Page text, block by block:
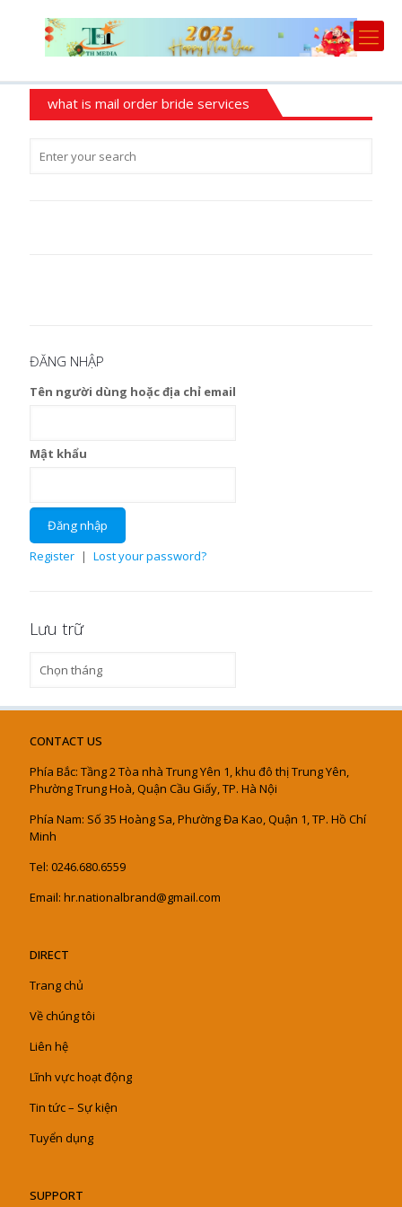
what is mail order bride services
ĐĂNG NHẬP
Tên người dùng hoặc địa chỉ email
Mật khẩu
Register | Lost your password?
Lưu trữ
trữ
CONTACT US
Phía Bắc: Tầng 2 Tòa nhà Trung Yên 1, khu đô thị Trung Yên,
Phường Trung Hoà, Quận Cầu Giấy, TP. Hà Nội
Phía Nam: Số 35 Hoàng Sa, Phường Đa Kao, Quận 1, TP. Hồ Chí
Minh
Tel: 0246.680.6559
Email: hr.nationalbrand@gmail.com
DIRECT
Trang chủ
Về chúng tôi
Liên hệ
Lĩnh vực hoạt động
Tin tức – Sự kiện
Tuyển dụng
SUPPORT